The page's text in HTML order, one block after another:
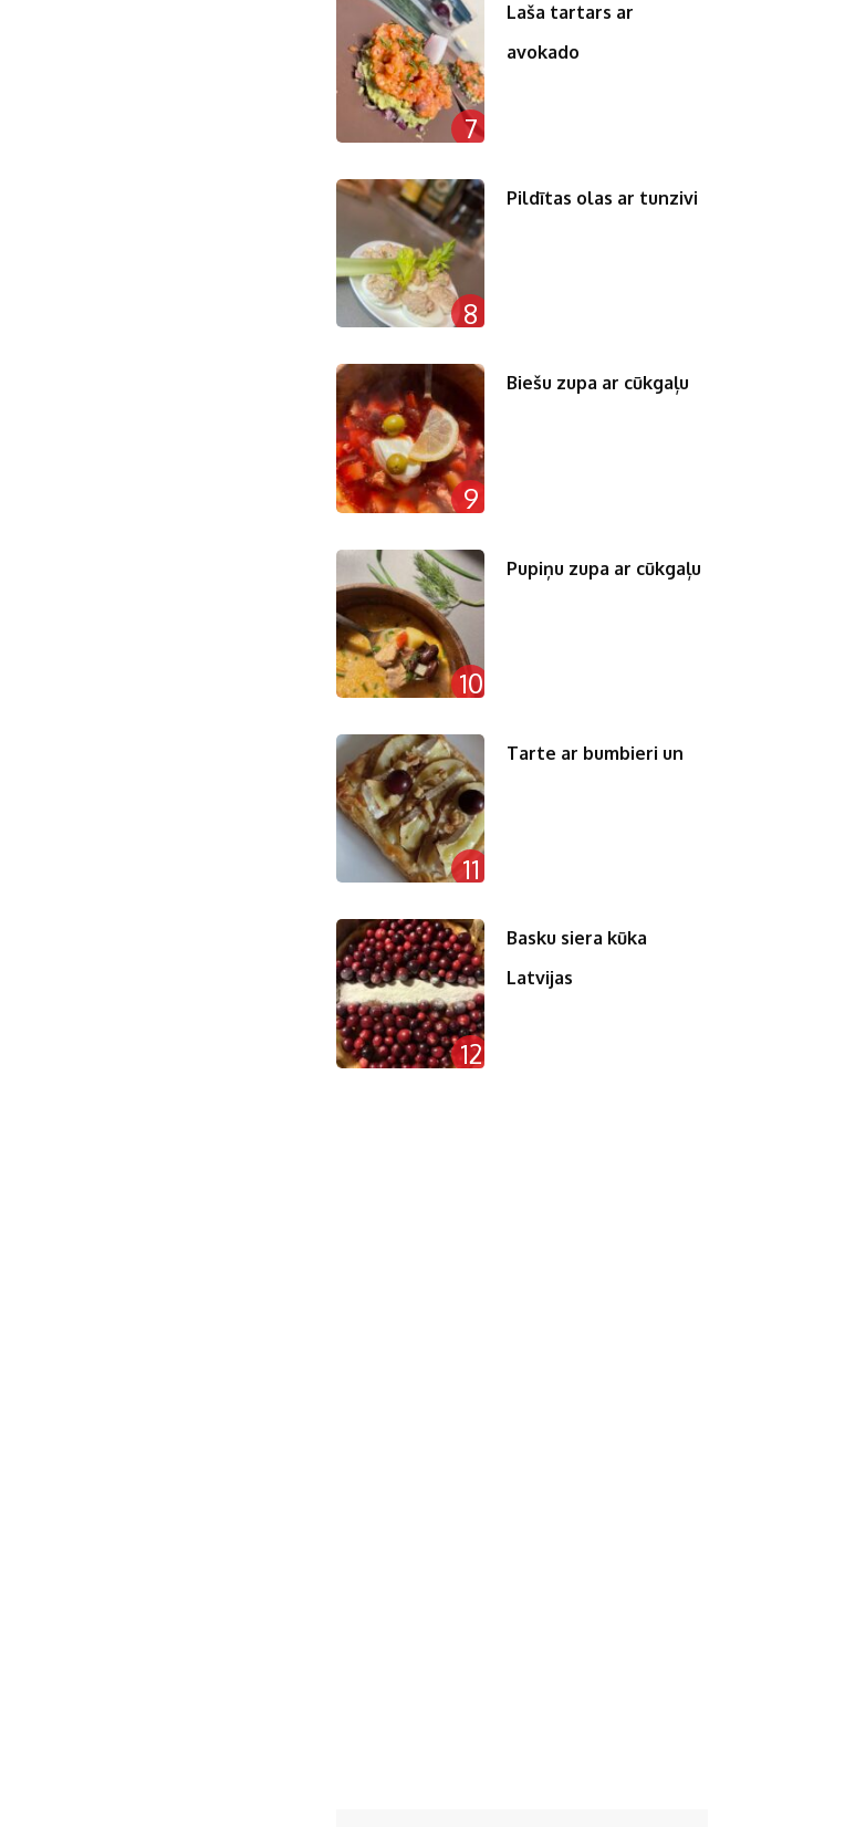
7
Laša tartars ar
avokado
8
Pildītas olas ar tunzivi
9
Biešu zupa ar cūkgaļu
10
Pupiņu zupa ar cūkgaļu
11
Tarte ar bumbieri un
12
Basku siera kūka
Latvijas